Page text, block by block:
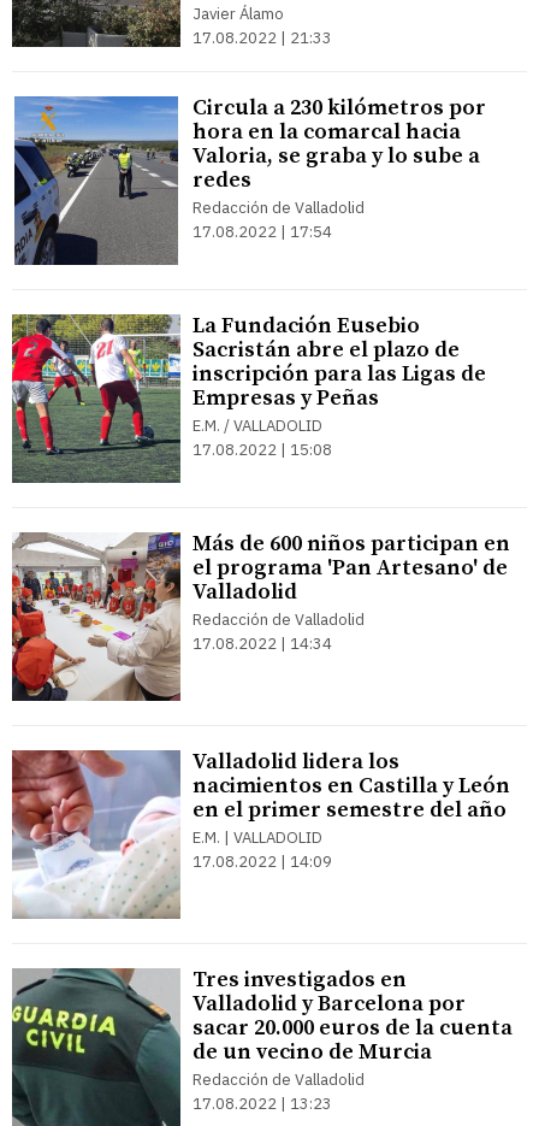
Javier Álamo
17.08.2022 | 21:33
Circula a 230 kilómetros por
hora en la comarcal hacia
Valoria, se graba y lo sube a
redes
Redacción de Valladolid
17.08.2022 | 17:54
La Fundación Eusebio
Sacristán abre el plazo de
inscripción para las Ligas de
Empresas y Peñas
E.M. / VALLADOLID
17.08.2022 | 15:08
Más de 600 niños participan en
el programa 'Pan Artesano' de
Valladolid
Redacción de Valladolid
17.08.2022 | 14:34
Valladolid lidera los
nacimientos en Castilla y León
en el primer semestre del año
E.M. | VALLADOLID
17.08.2022 | 14:09
Tres investigados en
Valladolid y Barcelona por
sacar 20.000 euros de la cuenta
de un vecino de Murcia
Redacción de Valladolid
17.08.2022 | 13:23